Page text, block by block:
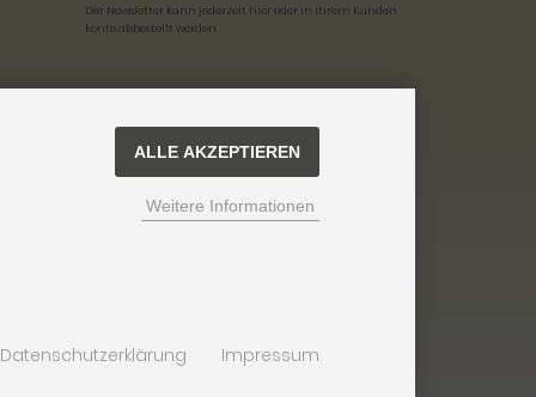
Der Newsletter kann jederzeit hier oder in Ihrem Kunden
konto abbestellt werden.
ALLE AKZEPTIEREN
Weitere Informationen
Datenschutzerklärung Impressum